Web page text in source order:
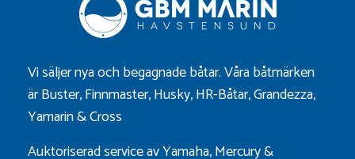
Vi säljer nya och begagnade båtar. Våra båtmärken
ärBuster,Finnmaster,Husky,HR-Båtar,Grandezza,
Yamarin&Cross
Auktoriserad service av Yamaha, Mercury &